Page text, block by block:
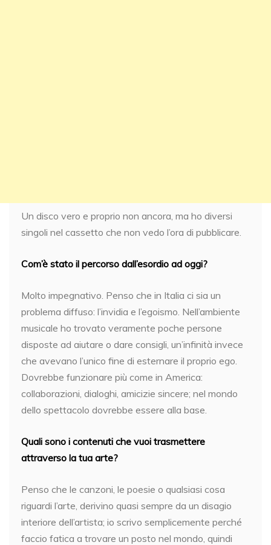
Un disco vero e proprio non ancora, ma ho diversi
singoli nel cassetto che non vedo l’ora di pubblicare.
Com’è stato il percorso dall’esordio ad oggi?
Molto impegnativo. Penso che in Italia ci sia un
problema diffuso: l’invidia e l’egoismo. Nell’ambiente
musicale ho trovato veramente poche persone
disposte ad aiutare o dare consigli, un’infinità invece
che avevano l’unico fine di esternare il proprio ego.
Dovrebbe funzionare più come in America:
collaborazioni, dialoghi, amicizie sincere; nel mondo
dello spettacolo dovrebbe essere alla base.
Quali sono i contenuti che vuoi trasmettere
attraverso la tua arte?
Penso che le canzoni, le poesie o qualsiasi cosa
riguardi l’arte, derivino quasi sempre da un disagio
interiore dell’artista; io scrivo semplicemente perché
faccio fatica a trovare un posto nel mondo, quindi